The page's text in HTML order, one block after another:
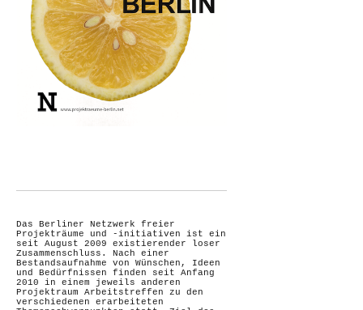
Das Berliner Netzwerk freier
Projekträume und -initiativen ist ein
seit August 2009 existierender loser
Zusammenschluss. Nach einer
Bestandsaufnahme von Wünschen, Ideen
und Bedürfnissen finden seit Anfang
2010 in einem jeweils anderen
Projektraum Arbeitstreffen zu den
verschiedenen erarbeiteten